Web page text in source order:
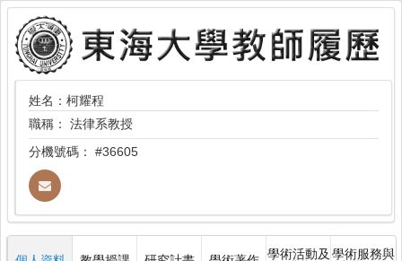
姓名：柯耀程
職稱： 法律系教授
分機號碼： #36605
學術活動及 學術服務與